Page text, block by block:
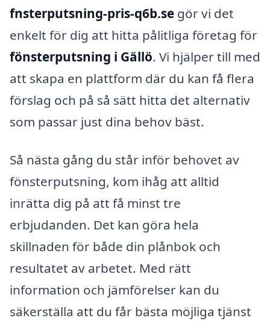
fnsterputsning-pris-q6b.se gör vi det
enkelt för dig att hitta pålitliga företag för
fönsterputsning i Gällö. Vi hjälper till med
att skapa en plattform där du kan få flera
förslag och på så sätt hitta det alternativ
som passar just dina behov bäst.
Så nästa gång du står inför behovet av
fönsterputsning, kom ihåg att alltid
inrätta dig på att få minst tre
erbjudanden. Det kan göra hela
skillnaden för både din plånbok och
resultatet av arbetet. Med rätt
information och jämförelser kan du
säkerställa att du får bästa möjliga tjänst